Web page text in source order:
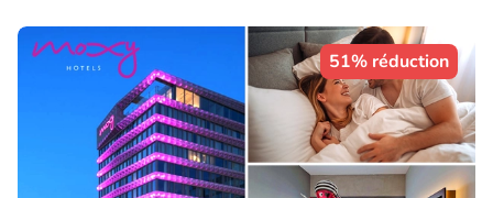
51% réduction